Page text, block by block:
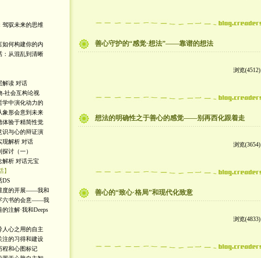
驾驭未来的思维
如何构建你的内
：从混乱到清晰
解读 对话
-社会互构论视
学中演化动力的
象形会意到未来
体验于精简性觉
识与心的辩证演
现解析 对话
讨（一）
解析 对话元宝
】
DS
度的开展——我和
六书的会意——我
注解·我和Deeps
人心之用的自主
注的习得和建设
程和心图标记
善心守护的“感觉·想法”——靠谱的想法
浏览(4512)
想法的明确性之于善心的感觉——别再西化跟着走
浏览(3654)
善心的“致心·格局”和现代化致意
浏览(4833)